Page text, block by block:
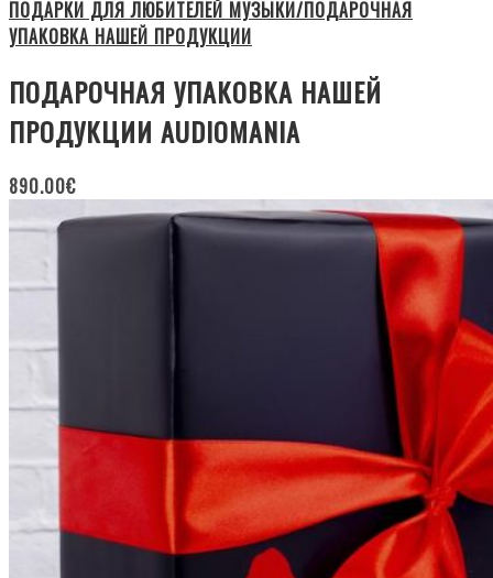
ПОДАРКИ ДЛЯ ЛЮБИТЕЛЕЙ МУЗЫКИ/ПОДАРОЧНАЯ
УПАКОВКА НАШЕЙ ПРОДУКЦИИ
ПОДАРОЧНАЯ УПАКОВКА НАШЕЙ
ПРОДУКЦИИ AUDIOMANIA
890.00€